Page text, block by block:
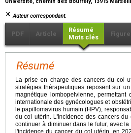
Université, chemin des Bourrely, 13915
Auteur correspondant.
PDF Article
Résumé
Mots clés
Résumé
La prise en charge des cancers du col
stratégies thérapeutiques reposent sur
magnétique lombopelvienne,
internationale des gynécologues et
le papillomavirus humain (HPV),
du col utérin. L'incidence des cancers
continuer à diminuer dans le futur, avec
l'incidence du cancer du col utérin, en